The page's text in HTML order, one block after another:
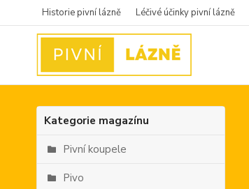
Historie pivní lázně Léčivé účinky pivní lázně
Kategorie magazínu
Pivní koupele
Pivo